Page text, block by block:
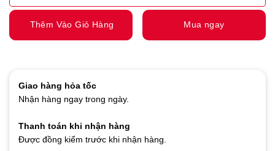
Thêm Vào Giỏ Hàng Mua ngay
Giao hàng hỏa tốc
Nhận hàng ngay trong ngày.
Thanh toán khi nhận hàng
Được đồng kiểm trước khi nhận hàng.